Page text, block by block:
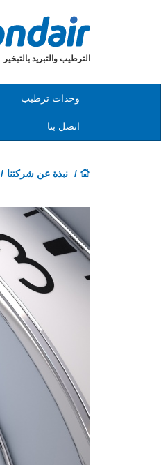
الترطيب والتبريد بالتبخير
وحدات ترطيب
اتصل بنا
نبذة عن شركتنا